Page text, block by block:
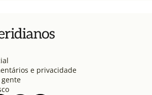
e privacidade